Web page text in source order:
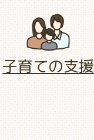
子育ての支援